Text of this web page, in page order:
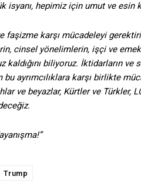
isyanı, hepimiz için umut ve esin
faşizme karşı mücadeleyi
cinsel yönelimlerin, işçi ve
biliyoruz. İktidarların ve
ayrımcılıklara karşı birlikte
ve beyazlar, Kürtler ve Türkler,
Trump